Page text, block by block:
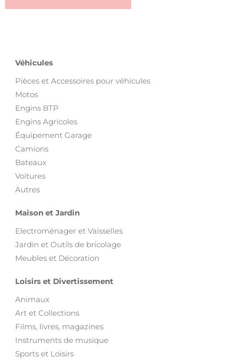
Véhicules
Pièces et Accessoires pour véhicules
Motos
Engins BTP
Engins Agricoles
Équipement Garage
Camions
Bateaux
Voitures
Autres
Maison et Jardin
Electroménager et Vaisselles
Jardin et Outils de bricolage
Meubles et Décoration
Loisirs et Divertissement
Animaux
Art et Collections
Films, livres, magazines
Instruments de musique
Sports et Loisirs